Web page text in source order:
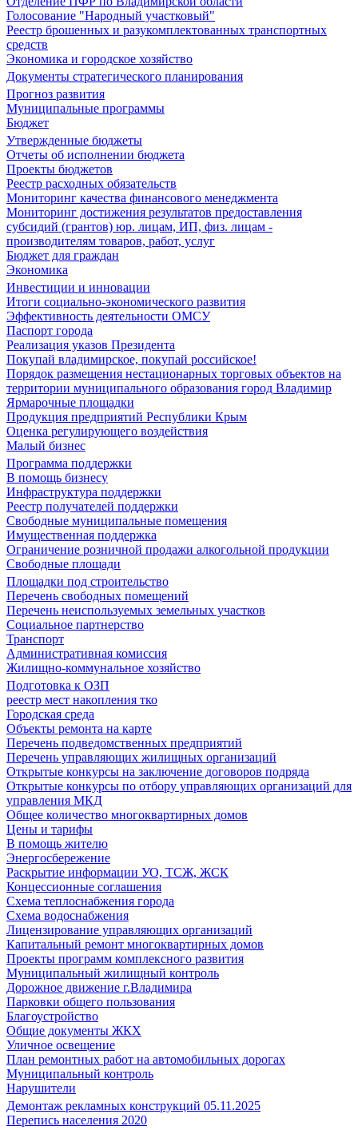
Голосование "Народный участковый"
Реестр брошенных и разукомплектованных транспортных
средств
Экономика и городское хозяйство
Документы стратегического планирования
Прогноз развития
Муниципальные программы
Бюджет
Утвержденные бюджеты
Отчеты об исполнении бюджета
Проекты бюджетов
Реестр расходных обязательств
Мониторинг качества финансового менеджмента
Мониторинг достижения результатов предоставления
субсидий (грантов) юр. лицам, ИП, физ. лицам -
производителям товаров, работ, услуг
Бюджет для граждан
Экономика
Инвестиции и инновации
Итоги социально-экономического развития
Эффективность деятельности ОМСУ
Паспорт города
Реализация указов Президента
Покупай владимирское, покупай российское!
Порядок размещения нестационарных торговых объектов на
территории муниципального образования город Владимир
Ярмарочные площадки
Продукция предприятий Республики Крым
Оценка регулирующего воздействия
Малый бизнес
Программа поддержки
В помощь бизнесу
Инфраструктура поддержки
Реестр получателей поддержки
Свободные муниципальные помещения
Имущественная поддержка
Ограничение розничной продажи алкогольной продукции
Свободные площади
Площадки под строительство
Перечень свободных помещений
Перечень неиспользуемых земельных участков
Социальное партнерство
Транспорт
Административная комиссия
Жилищно-коммунальное хозяйство
Подготовка к ОЗП
реестр мест накопления тко
Городская среда
Объекты ремонта на карте
Перечень подведомственных предприятий
Перечень управляющих жилищных организаций
Открытые конкурсы на заключение договоров подряда
Открытые конкурсы по отбору управляющих организаций для
управления МКД
Общее количество многоквартирных домов
Цены и тарифы
В помощь жителю
Энергосбережение
Раскрытие информации УО, ТСЖ, ЖСК
Концессионные соглашения
Схема теплоснабжения города
Схема водоснабжения
Лицензирование управляющих организаций
Капитальный ремонт многоквартирных домов
Проекты программ комплексного развития
Муниципальный жилищный контроль
Дорожное движение г.Владимира
Парковки общего пользования
Благоустройство
Общие документы ЖКХ
Уличное освещение
План ремонтных работ на автомобильных дорогах
Муниципальный контроль
Нарушители
Демонтаж рекламных конструкций 05.11.2025
Перепись населения 2020